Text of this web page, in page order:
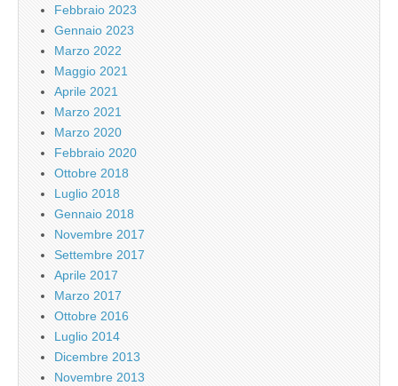
Febbraio 2023
Gennaio 2023
Marzo 2022
Maggio 2021
Aprile 2021
Marzo 2021
Marzo 2020
Febbraio 2020
Ottobre 2018
Luglio 2018
Gennaio 2018
Novembre 2017
Settembre 2017
Aprile 2017
Marzo 2017
Ottobre 2016
Luglio 2014
Dicembre 2013
Novembre 2013